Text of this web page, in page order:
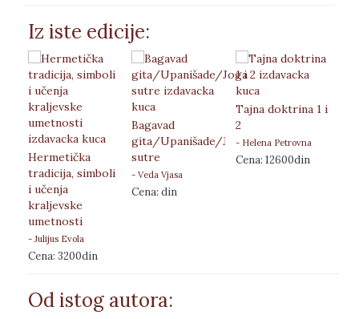
Iz iste edicije:
Hermetička
tradicija, simboli
i učenja
kraljevske
umetnosti
- Julijus Evola
Cena: 3200din
Bagavad
gita/Upanišade/Joga
sutre
- Veda Vjasa
Cena: din
Tajna doktrina 1 i
2
- Helena Petrovna
Blavacka
Cena: 12600din
Od istog autora: